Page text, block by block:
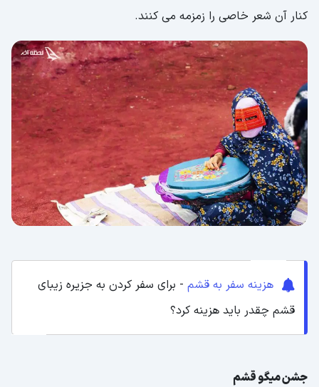
کنار آن شعر خاصی را زمزمه می کنند.
هزینه سفر به قشم - برای سفر کردن به جزیره زیبای
قشم چقدر باید هزینه کرد؟
جشن میگو قشم